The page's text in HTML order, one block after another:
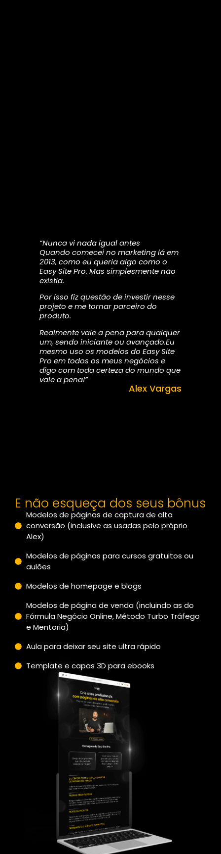
“Nunca vi nada igual antes
Quando comecei no marketing lá em
2013, como eu queria algo como o
Easy Site Pro. Mas simplesmente não
existia.
Por isso fiz questão de investir nesse
projeto e me tornar parceiro do
produto.
Realmente vale a pena para qualquer
um, sendo iniciante ou avançado.Eu
mesmo uso os modelos do Easy Site
Pro em todos os meus negócios e
digo com toda certeza do mundo que
vale a pena!”
Alex Vargas
E não esqueça dos seus bônus
Modelos de páginas de captura de alta
conversão (inclusive as usadas pelo próprio
Alex)
Modelos de páginas para cursos gratuitos ou
aulões
Modelos de homepage e blogs
Modelos de página de venda (incluindo as do
Fórmula Negócio Online, Método Turbo Tráfego
e Mentoria)
Aula para deixar seu site ultra rápido
Template e capas 3D para ebooks